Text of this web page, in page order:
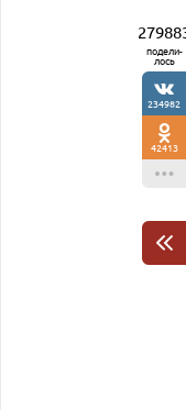
подели-
лось
234982
42413